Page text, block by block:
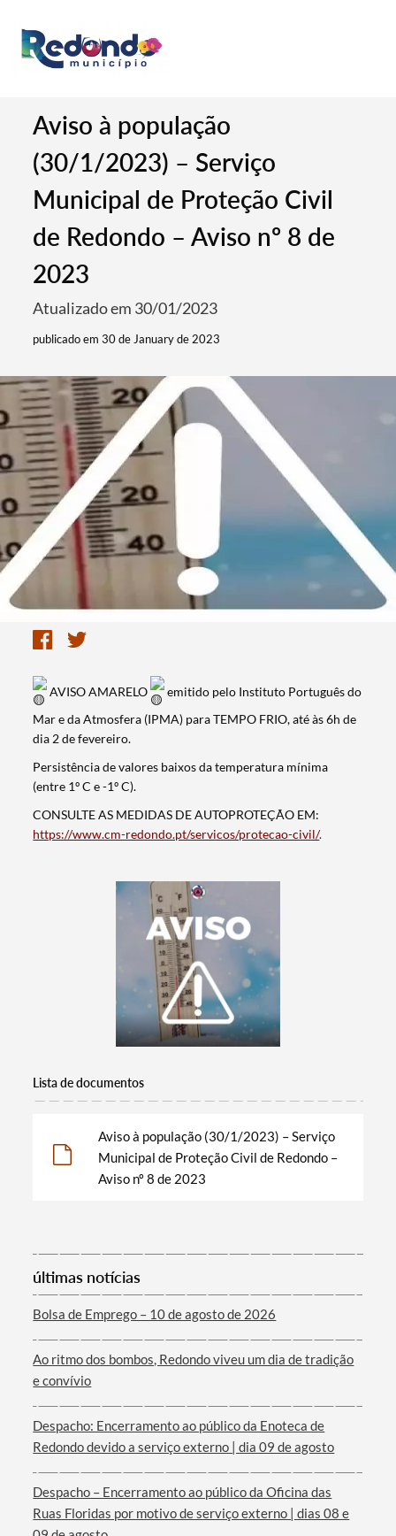
Termo de Pesquisa
Filtros
Aviso à população
(30/1/2023) – Serviço
Municipal de Proteção Civil
de Redondo – Aviso nº 8 de
2023
Atualizado em 30/01/2023
publicado em 30 de January de 2023
AVISO AMARELO
emitido pelo Instituto Português do
Mar e da Atmosfera (IPMA) para TEMPO FRIO, até às 6h de
dia 2 de fevereiro.
Persistência de valores baixos da temperatura mínima
(entre 1º C e -1º C).
CONSULTE AS MEDIDAS DE AUTOPROTEÇÃO EM:
https://www.cm-redondo.pt/servicos/protecao-civil/.
Lista de documentos
Aviso à população (30/1/2023) – Serviço
Municipal de Proteção Civil de Redondo –
Aviso nº 8 de 2023
últimas notícias
Bolsa de Emprego – 10 de agosto de 2026
Ao ritmo dos bombos, Redondo viveu um dia de tradição
e convívio
Despacho: Encerramento ao público da Enoteca de
Redondo devido a serviço externo | dia 09 de agosto
Despacho – Encerramento ao público da Oficina das
Ruas Floridas por motivo de serviço externo | dias 08 e